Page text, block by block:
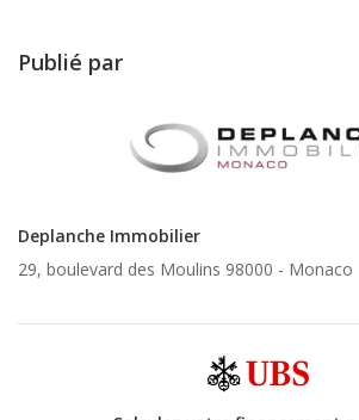
Publié par
Deplanche Immobilier
29, boulevard des Moulins 98000 - Monaco